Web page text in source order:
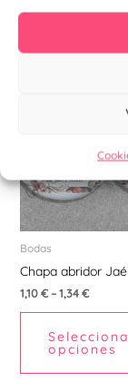
Bodas
Chapa abridor
1,10€–1,34€
opciones